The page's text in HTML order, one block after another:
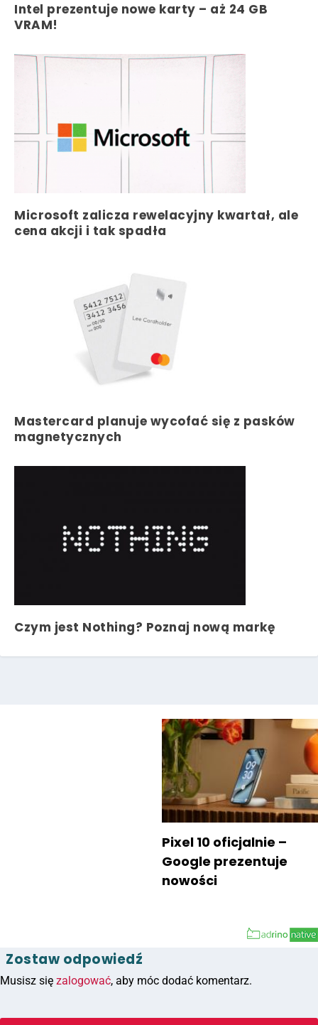
Intel prezentuje nowe karty – aż 24 GB
VRAM!
Microsoft zalicza rewelacyjny kwartał, ale
cena akcji i tak spadła
Mastercard planuje wycofać się z pasków
magnetycznych
Czym jest Nothing? Poznaj nową markę
Pixel 10 oficjalnie –
Google prezentuje
nowości
Zostaw odpowiedź
Musisz się zalogować, aby móc dodać komentarz.